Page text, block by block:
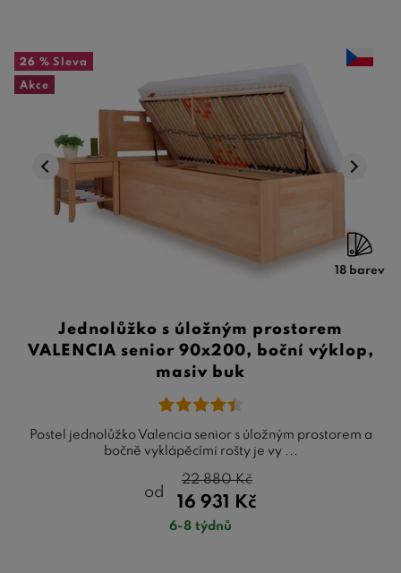
26 % Sleva
Akce
18 barev
Jednolůžko s úložným prostorem
VALENCIA senior 90x200, boční výklop,
masiv buk
Postel jednolůžko Valencia senior s úložným prostorem a
bočně vyklápěcími rošty je vy ...
od
16 931 Kč
22 880Kč
6-8 týdnů